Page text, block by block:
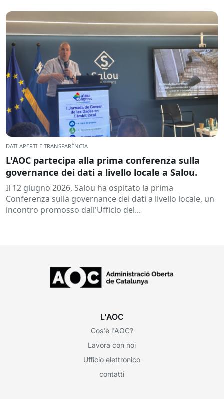
DATI APERTI E TRANSPARÈNCIA
L'AOC partecipa alla prima conferenza sulla
governance dei dati a livello locale a Salou.
Il 12 giugno 2026, Salou ha ospitato la prima
Conferenza sulla governance dei dati a livello locale, un
incontro promosso dall'Ufficio del...
L'AOC
Cos'è l'AOC?
Lavora con noi
Ufficio elettronico
contatti